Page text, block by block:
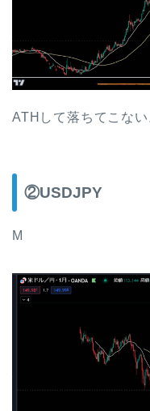
ATHして落ちてこな
②USDJPY
M